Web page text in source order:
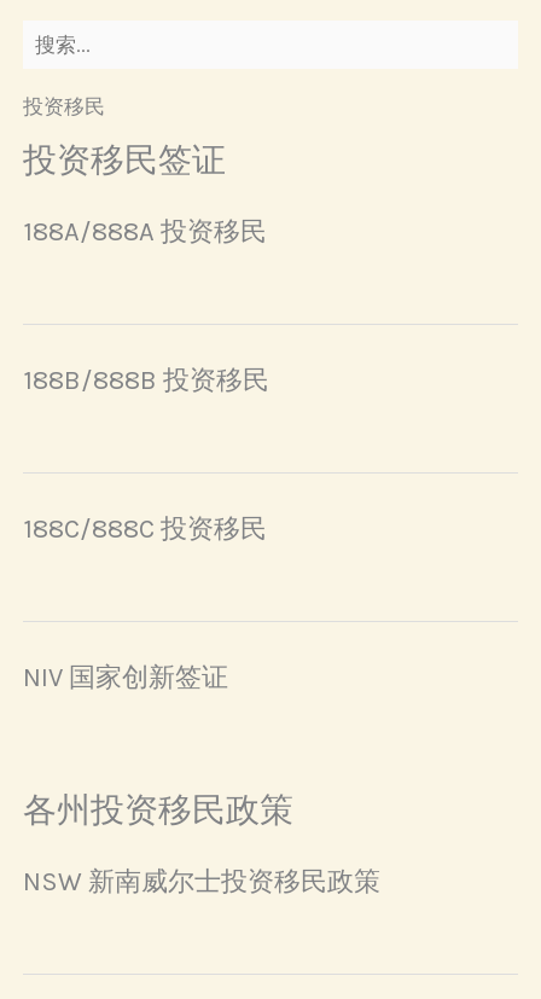
投资移民
投资移民签证
188A/888A 投资移民
188B/888B 投资移民
188C/888C 投资移民
NIV 国家创新签证
各州投资移民政策
NSW 新南威尔士投资移民政策